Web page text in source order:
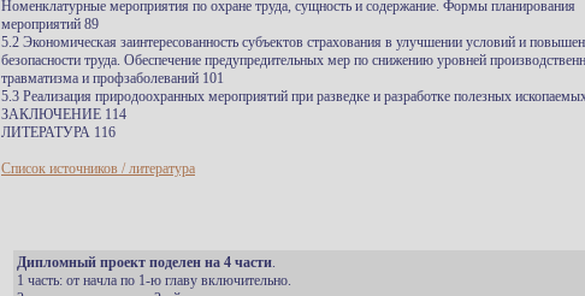
Номенклатурные мероприятия по охране труда, сущность и содержание. Формы планирования
мероприятий 89
5.2 Экономическая заинтересованность субъектов страхования в улучшении условий и
безопасности труда. Обеспечение предупредительных мер по снижению уровней
травматизма и профзаболеваний 101
5.3 Реализация природоохранных мероприятий при разведке и разработке полезных
ЗАКЛЮЧЕНИЕ 114
ЛИТЕРАТУРА 116
Список источников / литература
Дипломный проект поделен на 4 части.
1 часть: от начла по 1-ю главу включительно.